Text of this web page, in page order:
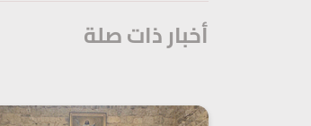
أخبار ذات صلة